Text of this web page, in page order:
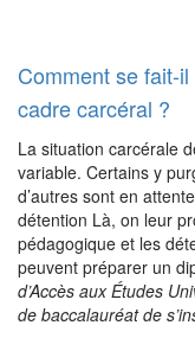
Comment se fait-
cadre carcéral ?
La situation carcérale
variable. Certains y
d’autres sont en
détention Là, on leur
pédagogique et les
peuvent préparer un
d’Accès aux Études
de baccalauréat de